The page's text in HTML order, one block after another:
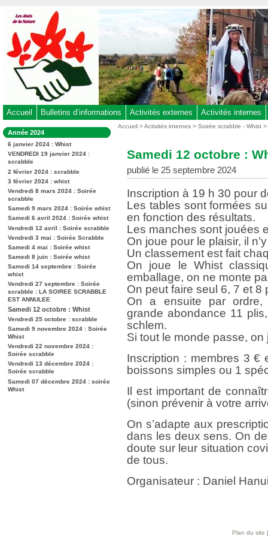
au
contenu
-
Aller
au
menu
-
à
la
recherche
Accueil Bulletins d’informations Activités externes Activités internes
Dans
la
rubrique
:
Année 2024
6 janvier 2024 : Whist
VENDREDI 19 janvier 2024 :
scrabble
2 février 2024 : scrabble
3 février 2024 : whist
Vendredi 8 mars 2024 : Soirée
scrabble
Samedi 9 mars 2024 : Soirée whist
Samedi 6 avril 2024 : Soirée whist
Vendredi 12 avril : Soirée scrabble
Vendredi 3 mai : Soirée Scrabble
Samedi 4 mai : Soirée whist
Samedi 8 juin : Soirée whist
Samedi 14 septembre : Soirée
whist
Vendredi 27 septembre : Soirée
scrabble : LA SOIREE SCRABBLE
EST ANNULEE
Samedi 12 octobre : Whist
Vendredi 25 octobre : scrabble
Samedi 9 novembre 2024 : Soirée
Whist
Vendredi 22 novembre 2024 :
Soirée scrabble
Vendredi 13 décembre 2024 :
Soirée scrabble
Samedi 07 décembre 2024 : soirée
Whist
Vous
Accueil >Activités internes >Soirée scrabble - Whist >
Samedi 12 octobre :
publié le 25 septembre 2024
Inscription à 19 h 30 pour
Les tables sont formées
en fonction des résultats.
Les manches sont jouées
On joue pour le plaisir, il
Un classement est fait
On joue le Whist
emballage, on ne monte
On peut faire seul 6, 7 et 8
On a ensuite par ordre,
grande abondance 11
schlem.
Si tout le monde passe,
Inscription : membres 3 €
boissons simples ou 1
Il est important de
(sinon prévenir à votre
On s’adapte aux
dans les deux sens. On
doute sur leur situation
de tous.
Organisateur : Daniel
Plan du site